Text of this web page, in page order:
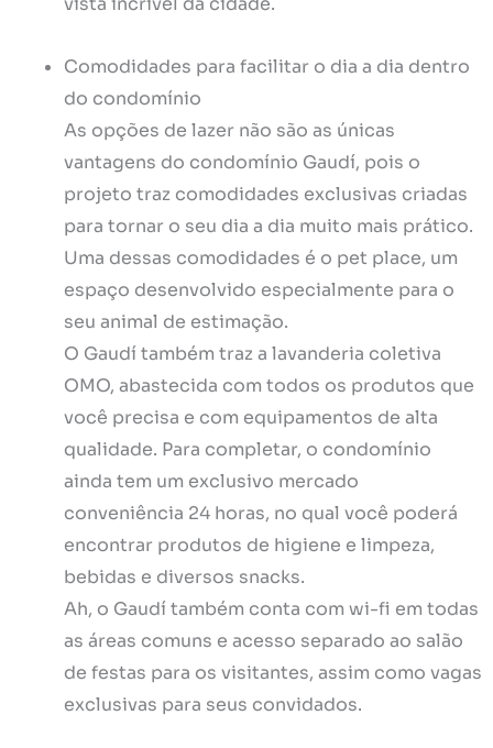
Comodidades para facilitar o dia a dia dentro
do condomínio
As opções de lazer não são as únicas
vantagens do condomínio Gaudí, pois o
projeto traz comodidades exclusivas criadas
para tornar o seu dia a dia muito mais prático.
Uma dessas comodidades é o pet place, um
espaço desenvolvido especialmente para o
seu animal de estimação.
O Gaudí também traz a lavanderia coletiva
OMO, abastecida com todos os produtos que
você precisa e com equipamentos de alta
qualidade. Para completar, o condomínio
ainda tem um exclusivo mercado
conveniência 24 horas, no qual você poderá
encontrar produtos de higiene e limpeza,
bebidas e diversos snacks.
Ah, o Gaudí também conta com wi-fi em todas
as áreas comuns e acesso separado ao salão
de festas para os visitantes, assim como vagas
exclusivas para seus convidados.